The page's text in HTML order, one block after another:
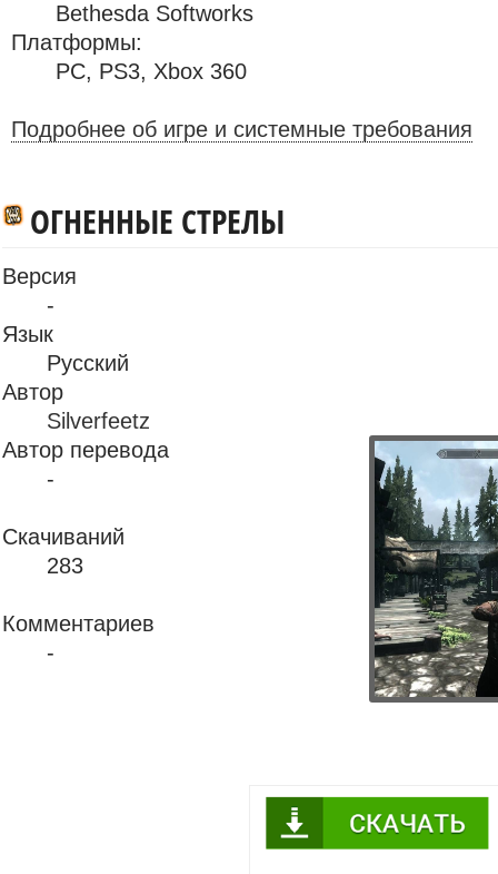
Bethesda Softworks
Платформы:
PC, PS3, Xbox 360
Подробнее об игре и системные требования
ОГНЕННЫЕ СТРЕЛЫ
Версия
-
Язык
Русский
Автор
Silverfeetz
Автор перевода
-
Скачиваний
283
Комментариев
-